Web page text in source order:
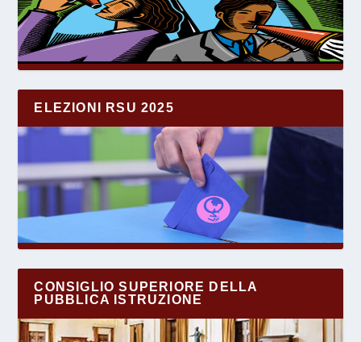
ELEZIONI RSU 2025
CONSIGLIO SUPERIORE DELLA
PUBBLICA ISTRUZIONE